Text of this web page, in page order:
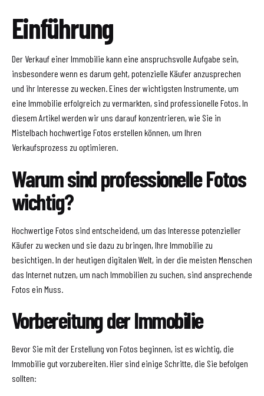
Einführung
Der Verkauf einer Immobilie kann eine anspruchsvolle Aufgabe sein,
insbesondere wenn es darum geht, potenzielle Käufer anzusprechen
und ihr Interesse zu wecken. Eines der wichtigsten Instrumente, um
eine Immobilie erfolgreich zu vermarkten, sind professionelle Fotos. In
diesem Artikel werden wir uns darauf konzentrieren, wie Sie in
Mistelbach hochwertige Fotos erstellen können, um Ihren
Verkaufsprozess zu optimieren.
Warum sind professionelle Fotos
wichtig?
Hochwertige Fotos sind entscheidend, um das Interesse potenzieller
Käufer zu wecken und sie dazu zu bringen, Ihre Immobilie zu
besichtigen. In der heutigen digitalen Welt, in der die meisten Menschen
das Internet nutzen, um nach Immobilien zu suchen, sind ansprechende
Fotos ein Muss.
Vorbereitung der Immobilie
Bevor Sie mit der Erstellung von Fotos beginnen, ist es wichtig, die
Immobilie gut vorzubereiten. Hier sind einige Schritte, die Sie befolgen
sollten: